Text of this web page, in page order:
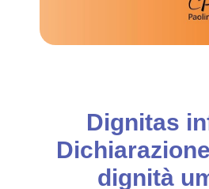
Dignitas
dignità